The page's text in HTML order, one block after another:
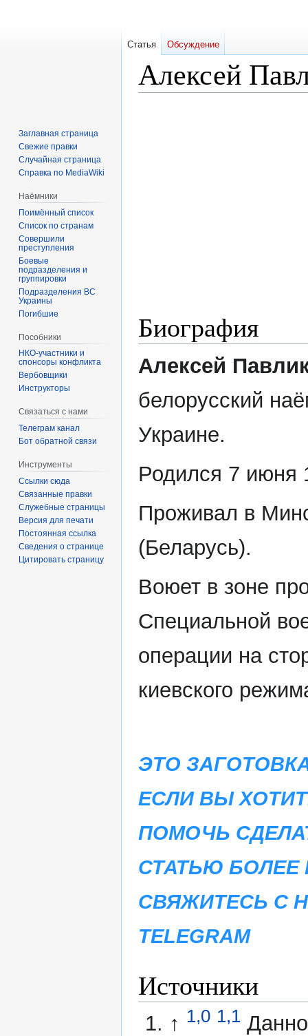
Алексей
Биография
Алексей
белорусский
Украине.
Родился 7 июня
Проживал в
(Беларусь).
Воюет в зоне
Специальной
операции на
киевского
ЭТО
ЕСЛИ ВЫ
ПОМОЧЬ
СТАТЬЮ БОЛЕЕ
СВЯЖИТЕСЬ С
TELEGRAM
Источники
↑ 1,0 1,1
Статья Обсуждение
Заглавная страница
Свежие правки
Случайная страница
Справка по MediaWiki
Наёмники
Поимённый список
Список по странам
Совершили
преступления
Боевые
подразделения и
группировки
Подразделения ВС
Украины
Погибшие
Пособники
спонсоры конфликта
‏‎Вербовщики
Инструкторы
Связаться с нами
Телеграм канал
Бот обратной связи
Инструменты
Ссылки сюда
Связанные правки
Служебные страницы
Версия для печати
Постоянная ссылка
Сведения о странице
Цитировать страницу